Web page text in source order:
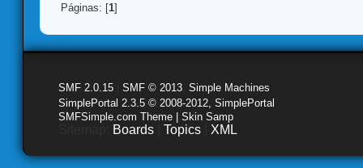
Páginas: [1]
SMF 2.0.15 SMF © 2013 Simple Machines
SimplePortal 2.3.5 © 2008-2012, SimplePortal
SMFSimple.com Theme | Skin Samp
Boards Topics XML